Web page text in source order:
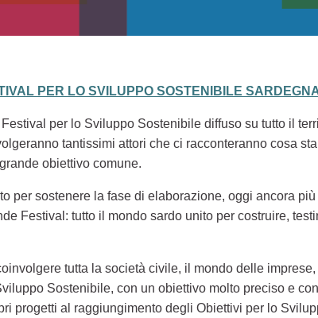
PER LO SVILUPPO SOSTENIBILE
per lo Sviluppo Sostenibile diffuso su tutto il
tantissimi attori che ci racconteranno cosa
obiettivo comune.
per sostenere la fase di elaborazione, oggi ancora
Festival: tutto il mondo sardo unito per costruire,
tutta la società civile, il mondo delle
Sostenibile, con un obiettivo molto preciso e
progetti al raggiungimento degli Obiettivi per lo